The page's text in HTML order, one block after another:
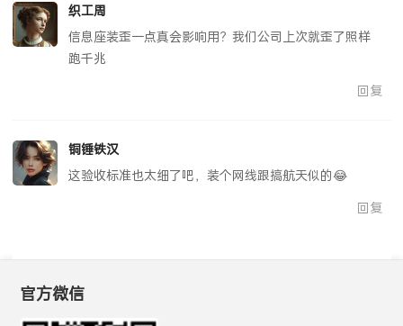
织工周
信息座装歪一点真会影响用？我们公司上次就歪了照样
跑千兆
回复
铜锤铁汉
这验收标准也太细了吧，装个网线跟搞航天似的😂
回复
官方微信